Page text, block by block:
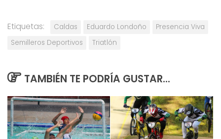
Etiquetas: Caldas Eduardo Londoño
Presencia Viva
Semilleros Deportivos
Triatlón
TAMBIÉN TE PODRÍA GUSTAR...